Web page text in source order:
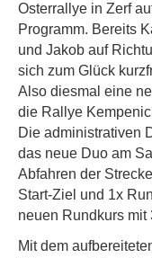
Osterrallye in Zerf
Programm. Bereits
und Jakob auf
sich zum Glück
Also diesmal eine
die Rallye
Die administrativen
das neue Duo am
Abfahren der
Start-Ziel und 1x
neuen Rundkurs mit
Mit dem